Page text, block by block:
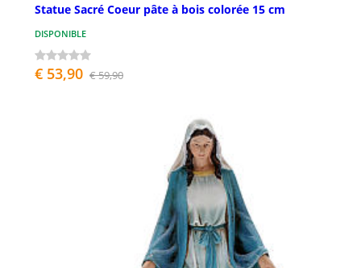
Statue Sacré Coeur pâte à bois colorée 15 cm
DISPONIBLE
€ 53,90 € 59,90